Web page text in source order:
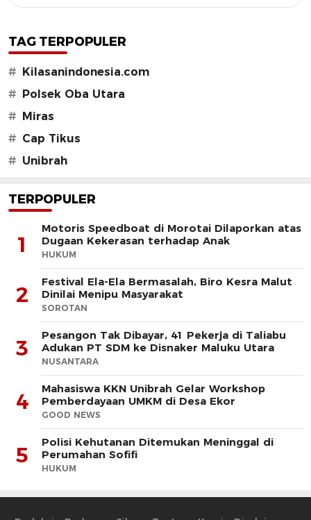
TAG TERPOPULER
# Kilasanindonesia.com
# Polsek Oba Utara
# Miras
# Cap Tikus
# Unibrah
TERPOPULER
1
Motoris Speedboat di Morotai Dilaporkan atas
Dugaan Kekerasan terhadap Anak
HUKUM
2
Festival Ela-Ela Bermasalah, Biro Kesra Malut
Dinilai Menipu Masyarakat
SOROTAN
3
Pesangon Tak Dibayar, 41 Pekerja di Taliabu
Adukan PT SDM ke Disnaker Maluku Utara
NUSANTARA
4
Mahasiswa KKN Unibrah Gelar Workshop
Pemberdayaan UMKM di Desa Ekor
GOOD NEWS
5
Polisi Kehutanan Ditemukan Meninggal di
Perumahan Sofifi
HUKUM